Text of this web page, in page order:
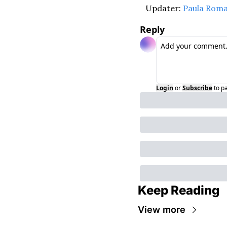
Updater: Paula
Reply
Login orSubscribeto
Keep Reading
View more